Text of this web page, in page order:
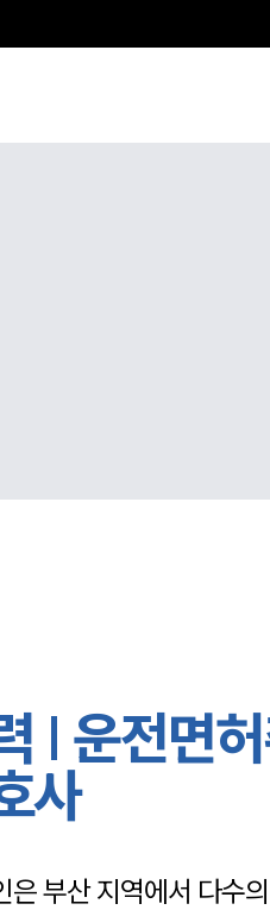
| 운전면
사
부산 지역에서 다수